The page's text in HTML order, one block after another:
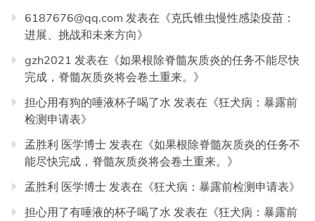
6187676@qq.com 发表在《克氏锥虫慢性感染疫苗：
进展、挑战和未来方向》
gzh2021 发表在《如果根除脊髓灰质炎的任务不能尽快
完成，脊髓灰质炎将会卷土重来。 》
担心用有狗的唾液杯子喝了水 发表在《狂犬病：暴露前
检测申请表》
孟胜利 医学博士 发表在《如果根除脊髓灰质炎的任务不
能尽快完成，脊髓灰质炎将会卷土重来。 》
孟胜利 医学博士 发表在《狂犬病：暴露前检测申请表》
担心用了有唾液的杯子喝了水 发表在《狂犬病：暴露前